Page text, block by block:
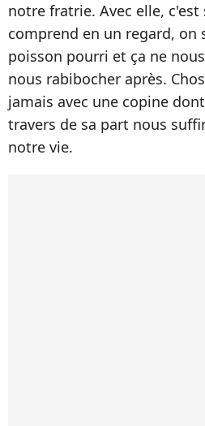
notre fratrie. Avec elle, c'est
comprend en un regard, on
poisson pourri et ça ne
nous rabibocher après.
jamais avec une copine
travers de sa part nous
notre vie.